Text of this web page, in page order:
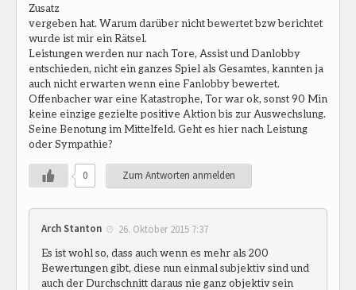
Zusatz
vergeben hat. Warum darüber nicht bewertet bzw berichtet
wurde ist mir ein Rätsel.
Leistungen werden nur nach Tore, Assist und Danlobby
entschieden, nicht ein ganzes Spiel als Gesamtes, kannten ja
auch nicht erwarten wenn eine Fanlobby bewertet.
Offenbacher war eine Katastrophe, Tor war ok, sonst 90 Min
keine einzige gezielte positive Aktion bis zur Auswechslung.
Seine Benotung im Mittelfeld. Geht es hier nach Leistung
oder Sympathie?
0 Zum Antworten anmelden
Arch Stanton 26. Oktober 2015 7:37
Es ist wohl so, dass auch wenn es mehr als 200
Bewertungen gibt, diese nun einmal subjektiv sind und
auch der Durchschnitt daraus nie ganz objektiv sein